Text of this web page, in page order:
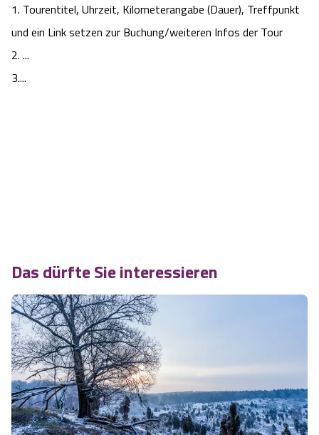
Barriere­freiheits-Einstell­ungen
Hoher Kontrast Modus:
1. Tourentitel, Uhrzeit, Kilometerangabe (Dauer), Treffpunkt
und ein Link setzen zur Buchung/weiteren Infos der Tour
2. ...
3....
Das dürfte Sie interessieren